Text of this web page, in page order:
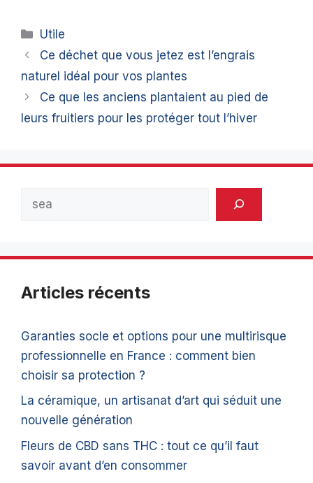
Catégories
Utile
Ce déchet que vous jetez est l’engrais
naturel idéal pour vos plantes
Ce que les anciens plantaient au pied de
leurs fruitiers pour les protéger tout l’hiver
Articles récents
Garanties socle et options pour une multirisque
professionnelle en France : comment bien
choisir sa protection ?
La céramique, un artisanat d’art qui séduit une
nouvelle génération
Fleurs de CBD sans THC : tout ce qu’il faut
savoir avant d’en consommer